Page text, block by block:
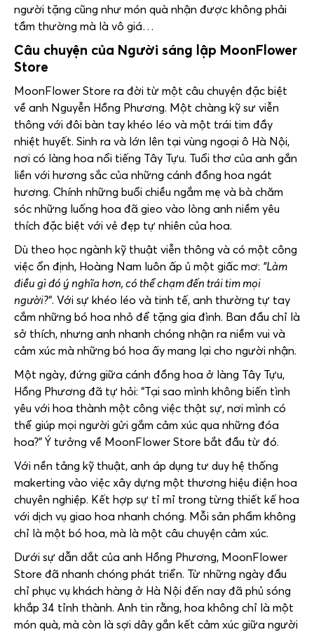
người tặng cũng như món quà nhận được không phải
tầm thường mà là vô giá…
Câu chuyện của Người sáng lập MoonFlower
Store
MoonFlower Store ra đời từ một câu chuyện đặc biệt
về anh Nguyễn Hồng Phương. Một chàng kỹ sư viễn
thông với đôi bàn tay khéo léo và một trái tim đầy
nhiệt huyết. Sinh ra và lớn lên tại vùng ngoại ô Hà Nội,
nơi có làng hoa nổi tiếng Tây Tựu. Tuổi thơ của anh gắn
liền với hương sắc của những cánh đồng hoa ngát
hương. Chính những buổi chiều ngắm mẹ và bà chăm
sóc những luống hoa đã gieo vào lòng anh niềm yêu
thích đặc biệt với vẻ đẹp tự nhiên của hoa.
Dù theo học ngành kỹ thuật viễn thông và có một công
việc ổn định, Hoàng Nam luôn ấp ủ một giấc mơ: “Làm
điều gì đó ý nghĩa hơn, có thể chạm đến trái tim mọi
người?“. Với sự khéo léo và tinh tế, anh thường tự tay
cắm những bó hoa nhỏ để tặng gia đình. Ban đầu chỉ là
sở thích, nhưng anh nhanh chóng nhận ra niềm vui và
cảm xúc mà những bó hoa ấy mang lại cho người nhận.
Một ngày, đứng giữa cánh đồng hoa ở làng Tây Tựu,
Hồng Phương đã tự hỏi: “Tại sao mình không biến tình
yêu với hoa thành một công việc thật sự, nơi mình có
thể giúp mọi người gửi gắm cảm xúc qua những đóa
hoa?” Ý tưởng về MoonFlower Store bắt đầu từ đó.
Với nền tảng kỹ thuật, anh áp dụng tư duy hệ thống
makerting vào việc xây dựng một thương hiệu điện hoa
chuyên nghiệp. Kết hợp sự tỉ mỉ trong từng thiết kế hoa
với dịch vụ giao hoa nhanh chóng. Mỗi sản phẩm không
chỉ là một bó hoa, mà là một câu chuyện cảm xúc.
Dưới sự dẫn dắt của anh Hồng Phương, MoonFlower
Store đã nhanh chóng phát triển. Từ những ngày đầu
chỉ phục vụ khách hàng ở Hà Nội đến nay đã phủ sóng
khắp 34 tỉnh thành. Anh tin rằng, hoa không chỉ là một
món quà, mà còn là sợi dây gắn kết cảm xúc giữa người